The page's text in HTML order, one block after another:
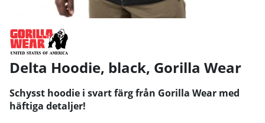
Delta Hoodie, black, Gorilla Wear
Schysst hoodie i svart färg från Gorilla Wear med
häftiga detaljer!